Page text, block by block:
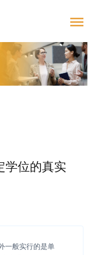
学位的真实
一般实行的是单